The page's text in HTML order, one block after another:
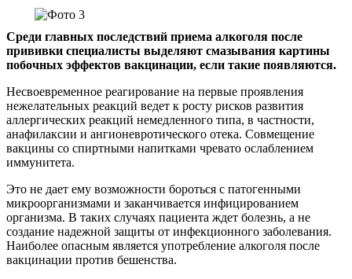
Среди главных последствий приема алкоголя после
прививки специалисты выделяют смазывания картины
побочных эффектов вакцинации, если такие появляются.
Несвоевременное реагирование на первые проявления
нежелательных реакций ведет к росту рисков развития
аллергических реакций немедленного типа, в частности,
анафилаксии и ангионевротического отека. Совмещение
вакцины со спиртными напитками чревато ослаблением
иммунитета.
Это не дает ему возможности бороться с патогенными
микроорганизмами и заканчивается инфицированием
организма. В таких случаях пациента ждет болезнь, а не
создание надежной защиты от инфекционного заболевания.
Наиболее опасным является употребление алкоголя после
вакцинации против бешенства.